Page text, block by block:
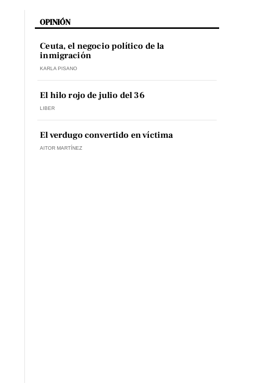
OPINIÓN
Ceuta, el negocio político de la
inmigración
KARLA PISANO
El hilo rojo de julio del 36
LIBER
El verdugo convertido en víctima
AITOR MARTÍNEZ